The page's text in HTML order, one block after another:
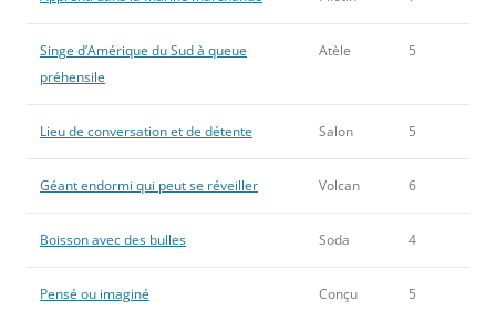
Singe d’Amérique du Sud à queue
préhensile
Atèle 5
Lieu de conversation et de détente Salon 5
Géant endormi qui peut se réveiller Volcan 6
Boisson avec des bulles Soda 4
Pensé ou imaginé Conçu 5